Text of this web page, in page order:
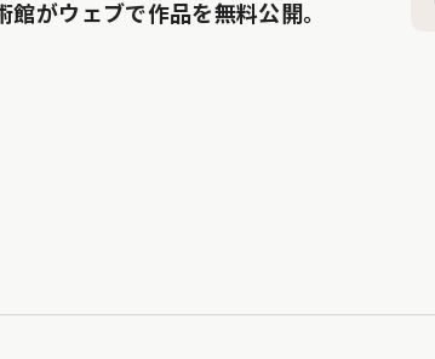
館がウェブで作品を無料公開。